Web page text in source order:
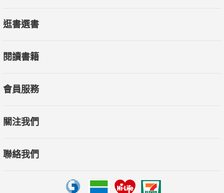
逛書選書
閱讀書籍
會員服務
關注我們
聯絡我們